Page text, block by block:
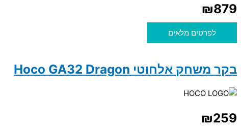
₪879
לפרטים מלאים
בקר משחק אלחוטי Hoco GA32 Dragon
₪259